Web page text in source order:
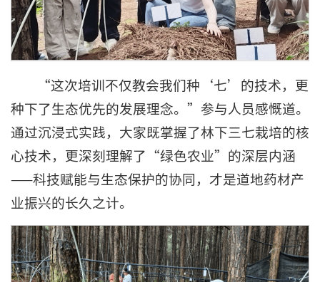
“这次培训不仅教会我们种‘七’的技术，更
种下了生态优先的发展理念。”参与人员感慨道。
通过沉浸式实践，大家既掌握了林下三七栽培的核
心技术，更深刻理解了“绿色农业”的深层内涵
——科技赋能与生态保护的协同，才是道地药材产
业振兴的长久之计。